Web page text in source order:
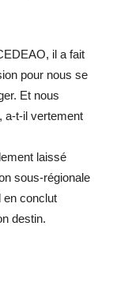
il a fait
pour nous se
Et nous
a-t-il vertement
laissé
sous-régionale
en conclut
destin.